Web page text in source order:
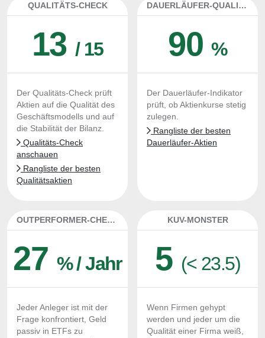
QUALITÄTS-CHECK
13 / 15
Der Qualitäts-Check prüft
Aktien auf die Qualität des
Geschäftsmodells und auf
die Stabilität der Bilanz.
Qualitäts-Check
anschauen
Rangliste der besten
Qualitätsaktien
DAUERLÄUFER-QUALITÄTEN
90%
Der Dauerläufer-Indikator
prüft, ob Aktienkurse stetig
zulegen.
Rangliste der besten
Dauerläufer-Aktien
OUTPERFORMER-CHECK
27 % / Jahr
Jeder Anleger ist mit der
Frage konfrontiert, Geld
passiv in ETFs zu
KUV-MONSTER
5 (< 23.5)
Wenn Firmen gehypt
werden und jeder um die
Qualität einer Firma weiß,